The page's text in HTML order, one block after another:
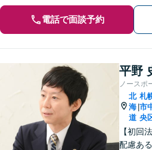
電話で面談予約
平野
ノースポ
北
海
道
|
札
市
央
【初回
配慮あ